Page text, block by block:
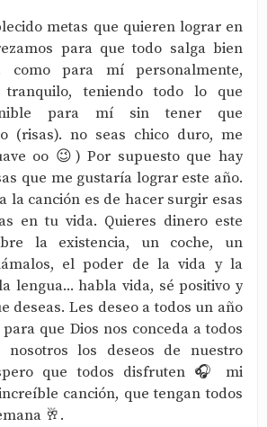
metas que quieren lograr en
para que todo salga bien
como para mí personalmente,
teniendo todo lo que
para mí sin tener que
(risas). no seas chico duro, me
oo 😉) Por supuesto que hay
que me gustaría lograr este año.
la canción es de hacer surgir esas
en tu vida. Quieres dinero este
la existencia, un coche, un
el poder de la vida y la
lengua... habla vida, sé positivo y
deseas. Les deseo a todos un año
que Dios nos conceda a todos
los deseos de nuestro
que todos disfruten 🎧 mi
canción, que tengan todos
🥂.